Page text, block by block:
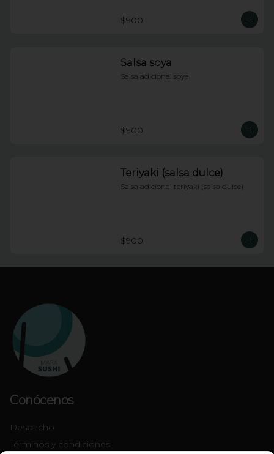
$900
Salsa soya
Salsa adicional soya
$900
Teriyaki (salsa dulce)
Salsa adicional teriyaki (salsa dulce)
$900
Conócenos
Despacho
Términos y condiciones